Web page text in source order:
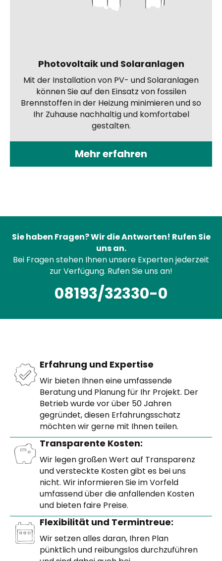
Photovoltaik und Solaranlagen
Mit der Installation von PV- und Solaranlagen
können Sie auf den Einsatz von fossilen
Brennstoffen in der Heizung minimieren und so
Ihr Zuhause nachhaltig und komfortabel
gestalten.
Mehr erfahren
Sie haben Fragen? Wir die Antworten! Rufen Sie
uns an.
Bei Fragen stehen Ihnen unsere Experten jederzeit
zur Verfügung. Rufen Sie uns an!
08193/32330-0
Erfahrung und Expertise
Wir bieten Ihnen eine umfassende
Beratung und Planung für Ihr Projekt. Der
Betrieb wurde vor über 50 Jahren
gegründet, diesen Erfahrungsschatz
möchten wir gerne mit Ihnen teilen.
Transparente Kosten:
Wir legen großen Wert auf Transparenz
und versteckte Kosten gibt es bei uns
nicht. Wir informieren Sie im Vorfeld
umfassend über die anfallenden Kosten
und bieten faire Preise.
Flexibilität und Termintreue:
Wir setzen alles daran, Ihren Plan
pünktlich und reibungslos durchzuführen